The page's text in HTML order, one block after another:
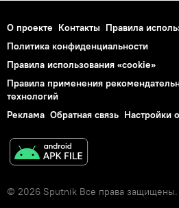
О проекте Контакты Правила
Политика конфиденциальности
Правила использования «cookie»
Правила применения
технологий
Реклама Обратная связь Настройки
© 2026 Sputnik Все права защищены.